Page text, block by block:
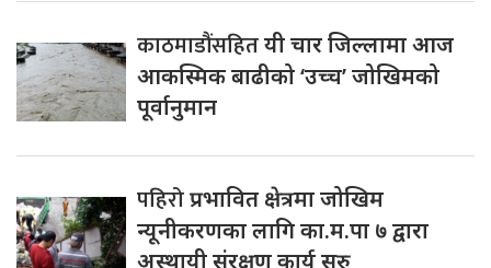
काठमाडौंसहितयी चार जिल्लामा आज
आकस्मिक बाढीको ‘उच्च’ जोखिमको
पूर्वानुमान
पहिरोप्रभावित क्षेत्रमा जोखिम
न्यूनीकरणका लागि का.म.पा ७ द्वारा
अस्थायी संरक्षण कार्य सुरु